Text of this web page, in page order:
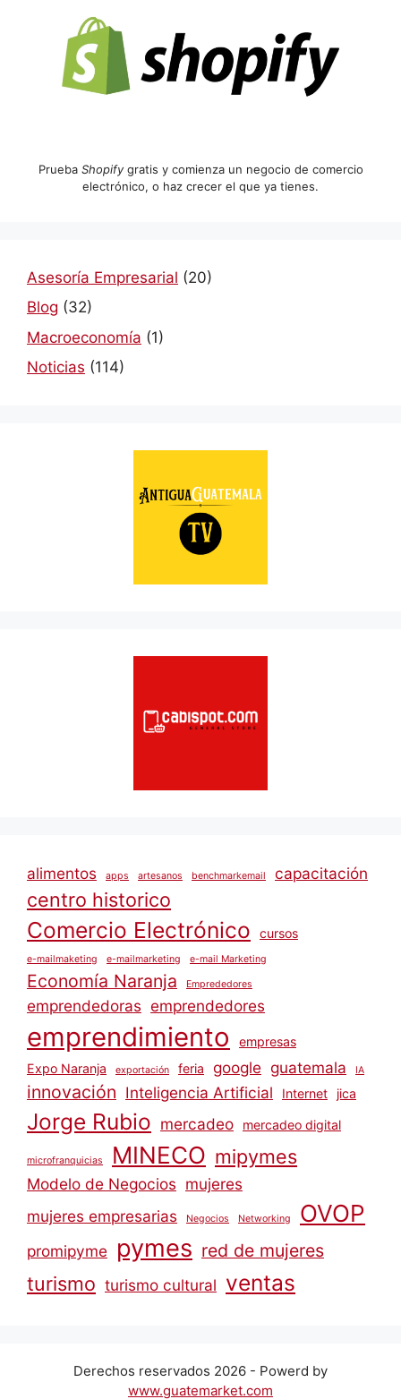
Prueba Shopifygratis y comienza un negocio de comercio
electrónico, o haz crecer el que ya tienes.
Asesoría Empresarial (20)
Blog (32)
Macroeconomía (1)
Noticias (114)
alimentos apps artesanos benchmarkemail capacitación
centro historico
Comercio Electrónico cursos
e-mailmaketing e-mailmarketing e-mail Marketing
Economía Naranja Emprededores
emprendedoras emprendedores
emprendimiento
empresas
Expo Naranja
exportación feria google guatemala IA
innovación Inteligencia Artificial Internet jica
Jorge Rubio mercadeo mercadeo digital
microfranquicias MINECO mipymes
Modelo de Negocios mujeres
mujeres empresarias
Negocios Networking OVOP
promipyme pymes red de mujeres
turismo turismo cultural ventas
Derechos reservados 2026 - Powerd by
www.guatemarket.com